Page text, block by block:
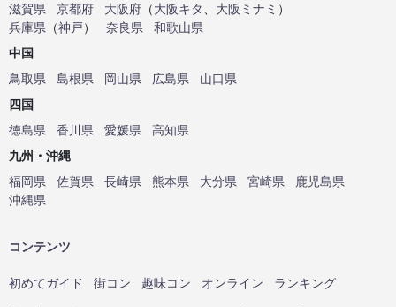
滋賀県
京都府 大阪府 （大阪キタ 大阪ミナミ ）
兵庫県 （神戸） 奈良県
和歌山県
中国
鳥取県
島根県 岡山県 広島県
山口県
四国
徳島県
香川県 愛媛県
高知県
九州・沖縄
福岡県
佐賀県 長崎県 熊本県 大分県 宮崎県
鹿児島県
沖縄県
コンテンツ
初めてガイド 街コン 趣味コン オンライン ランキング